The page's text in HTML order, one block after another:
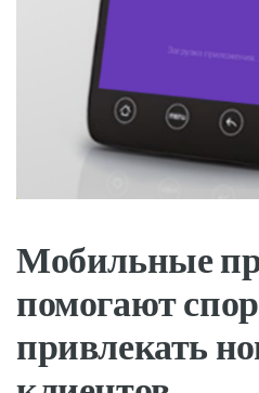
Мобильные
помогают
привлекать